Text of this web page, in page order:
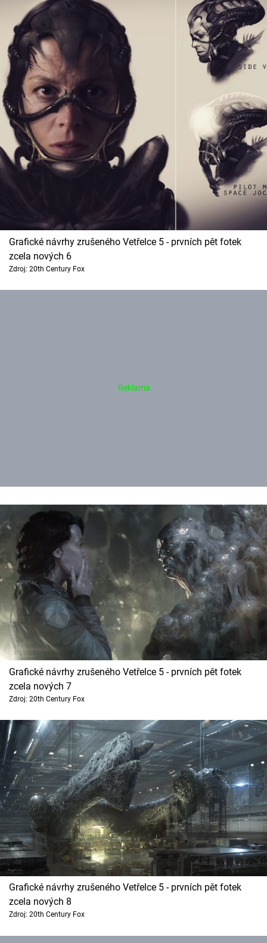
Grafické návrhy zrušeného Vetřelce 5 - prvních pět fotek
zcela nových 6
Zdroj: 20th Century Fox
Grafické návrhy zrušeného Vetřelce 5 - prvních pět fotek
zcela nových 7
Zdroj: 20th Century Fox
Grafické návrhy zrušeného Vetřelce 5 - prvních pět fotek
zcela nových 8
Zdroj: 20th Century Fox